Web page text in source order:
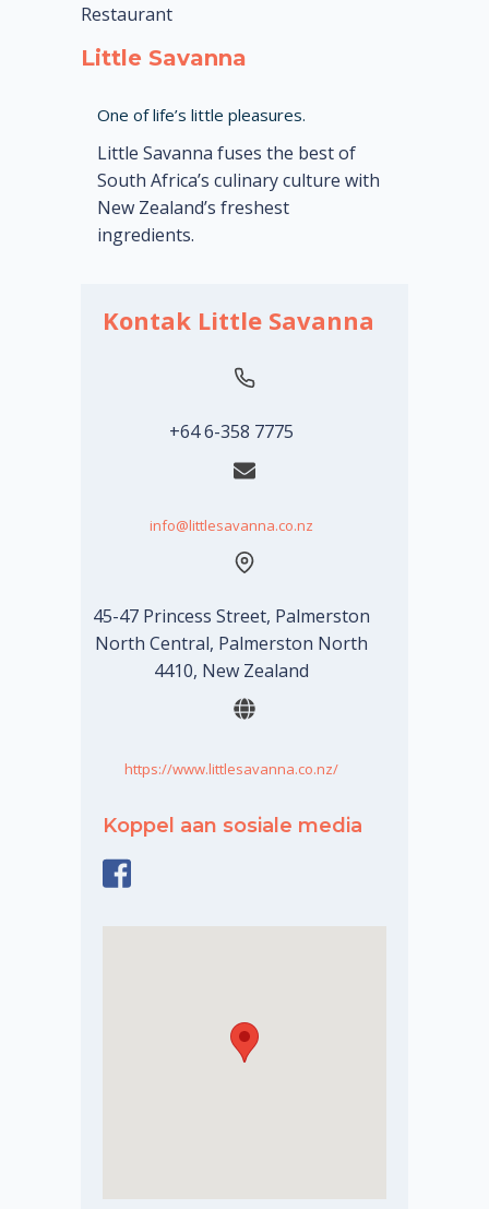
Restaurant
Little Savanna
One of life’s little pleasures.
Little Savanna fuses the best of
South Africa’s culinary culture with
New Zealand’s freshest
ingredients.
Kontak Little Savanna
+64 6-358 7775
info@littlesavanna.co.nz
45-47 Princess Street, Palmerston
North Central, Palmerston North
4410, New Zealand
https://www.littlesavanna.co.nz/
Koppel aan sosiale media